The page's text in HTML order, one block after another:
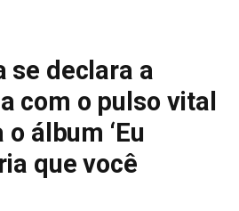
se declara a
com o pulso vital
álbum ‘Eu
que você